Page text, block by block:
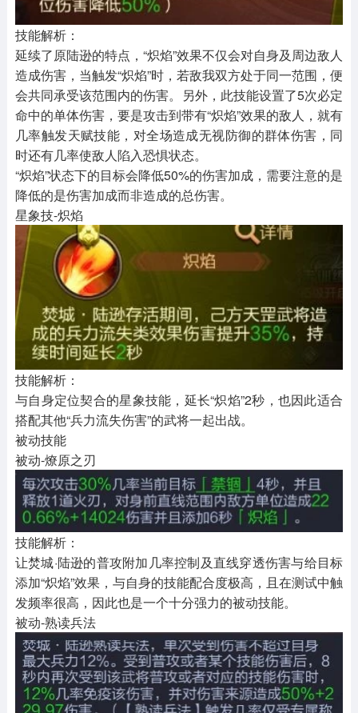
技能解析：
延续了原陆逊的特点，“炽焰”效果不仅会对自身及周边敌人
造成伤害，当触发“炽焰”时，若敌我双方处于同一范围，便
会共同承受该范围内的伤害。另外，此技能设置了5次必定
命中的单体伤害，要是攻击到带有“炽焰”效果的敌人，就有
几率触发天赋技能，对全场造成无视防御的群体伤害，同
时还有几率使敌人陷入恐惧状态。
“炽焰”状态下的目标会降低50%的伤害加成，需要注意的是
降低的是伤害加成而非造成的总伤害。
星象技-炽焰
技能解析：
与自身定位契合的星象技能，延长“炽焰”2秒，也因此适合
搭配其他“兵力流失伤害”的武将一起出战。
被动技能
被动-燎原之刃
技能解析：
让焚城·陆逊的普攻附加几率控制及直线穿透伤害与给目标
添加“炽焰”效果，与自身的技能配合度极高，且在测试中触
发频率很高，因此也是一个十分强力的被动技能。
被动-熟读兵法